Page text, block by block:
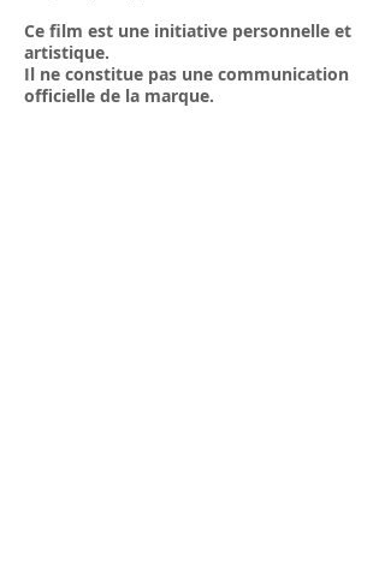
Ce film est une initiative personnelle et
artistique.
Il ne constitue pas une communication
officielle de la marque.